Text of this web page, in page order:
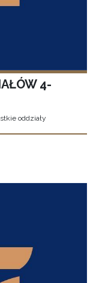
4-
oddziały